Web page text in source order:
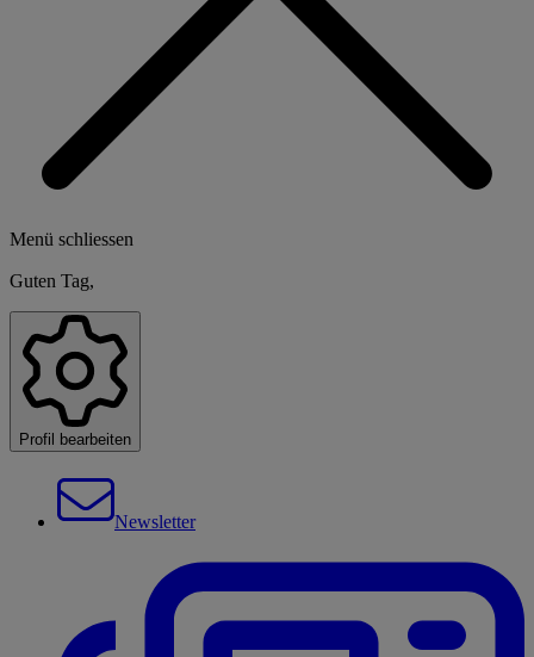
Menü schliessen
Guten Tag,
Profil bearbeiten
Newsletter